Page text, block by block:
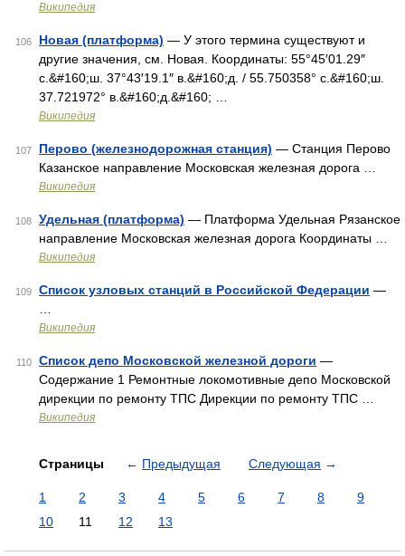
Википедия
106 Новая (платформа) — У этого термина существуют и
другие значения, см. Новая. Координаты: 55°45′01.29″
с.&#160;ш. 37°43′19.1″ в.&#160;д. / 55.750358° с.&#160;ш.
37.721972° в.&#160;д.&#160; …
Википедия
107 Перово (железнодорожная станция) — Станция Перово
Казанское направление Московская железная дорога …
Википедия
108 Удельная (платформа) — Платформа Удельная Рязанское
направление Московская железная дорога Координаты …
Википедия
109 Список узловых станций в Российской Федерации —
Википедия
110 Список депо Московской железной дороги —
Содержание 1 Ремонтные локомотивные депо Московской
дирекции по ремонту ТПС Дирекции по ремонту ТПС …
Википедия
Страницы ← Предыдущая Следующая →
1 2 3 4 5 6 7 8
9
10
11 12 13